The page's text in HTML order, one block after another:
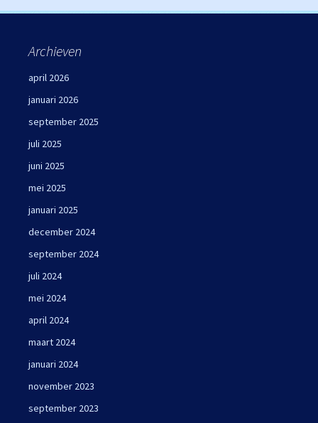
Archieven
april 2026
januari 2026
september 2025
juli 2025
juni 2025
mei 2025
januari 2025
december 2024
september 2024
juli 2024
mei 2024
april 2024
maart 2024
januari 2024
november 2023
september 2023